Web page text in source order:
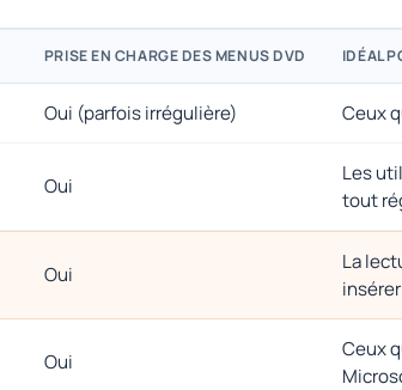
PRISE EN CHARGE DES MENUS DVD IDÉAL
Oui (parfois irrégulière) Ceux
Oui
Les
tout
Oui
La
Oui
Ceux